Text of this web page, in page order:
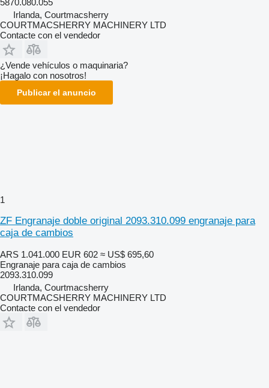
Irlanda, Courtmacsherry
COURTMACSHERRY MACHINERY LTD
Contacte con el vendedor
¿Vende vehículos o maquinaria?
¡Hagalo con nosotros!
Publicar el anuncio
1
ZF Engranaje doble original 2093.310.099 engranaje para
caja de cambios
ARS 1.041.000 EUR 602 ≈ US$ 695,60
Engranaje para caja de cambios
2093.310.099
Irlanda, Courtmacsherry
COURTMACSHERRY MACHINERY LTD
Contacte con el vendedor